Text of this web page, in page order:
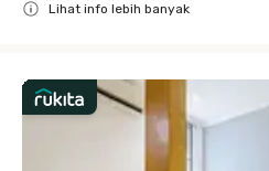
Lihat info lebih banyak